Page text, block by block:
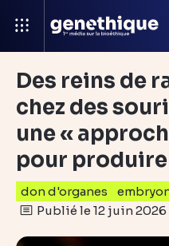
Des reins de
chez des
une «
pour produire
don d'organes
Publié le 12 juin 2026